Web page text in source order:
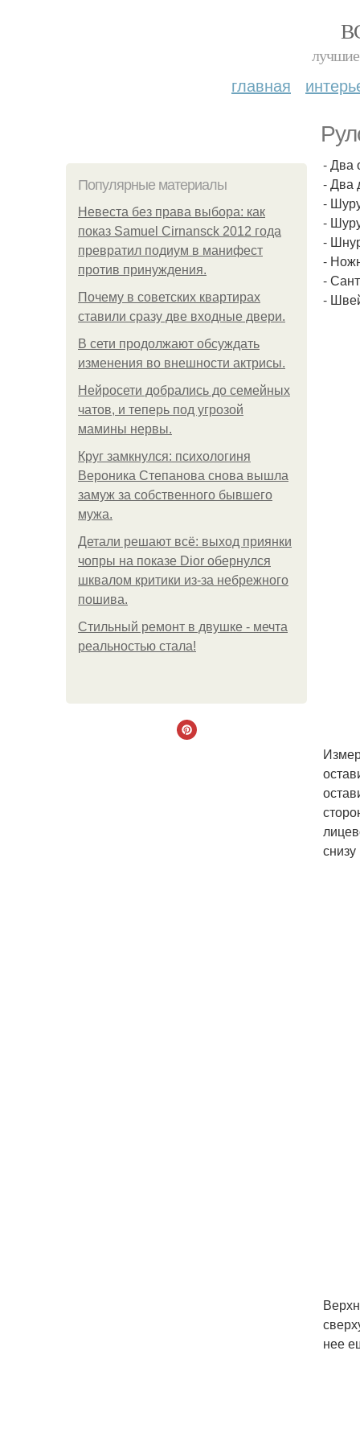
лучшие
главная
Популярные материалы
Невеста без права выбора: как
показ Samuel Cirnansck 2012 года
превратил подиум в манифест
против принуждения.
Почему в советских квартирах
ставили сразу две входные двери.
В сети продолжают обсуждать
изменения во внешности актрисы.
Нейросети добрались до семейных
чатов, и теперь под угрозой
мамины нервы.
Круг замкнулся: психологиня
Вероника Степанова снова вышла
замуж за собственного бывшего
мужа.
Детали решают всё: выход приянки
чопры на показе Dior обернулся
шквалом критики из-за небрежного
пошива.
Стильный ремонт в двушке - мечта
реальностью стала!
- Два
- Два
-
-
-
-
-
-
нее